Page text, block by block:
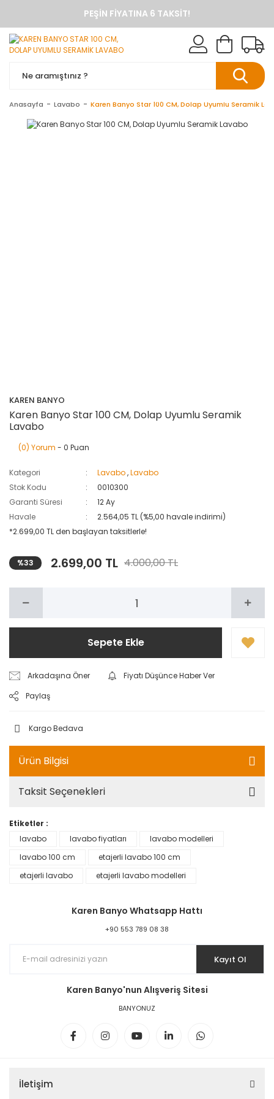
PEŞIN FIYATINA 6 TAKSIT!
ANINDA %10 HAVALE İNDIRIMI
TÜM ÜRÜNLERDE KARGO BEDAVA
KAREN BANYO RESMI ALIŞVERIŞ SITESI
BANYO DOLAPLARINDA ANINDA %10 HAVALE INDIRIMI
Anasayfa Lavabo Karen Banyo Star 100 CM, Dolap Uyumlu Seramik
KAREN BANYO
Karen Banyo Star 100 CM, Dolap Uyumlu Seramik
Lavabo
(0) Yorum - 0 Puan
Kategori Lavabo,Lavabo
Stok Kodu
0010300
Garanti Süresi
12 Ay
Havale
2.564,05 TL (%5,00 havale indirimi)
*2.699,00 TL den başlayan taksitlerle!
%33 2.699,00 TL 4.000,00 TL
Sepete Ekle
Arkadaşına Öner
Fiyatı Düşünce Haber Ver
Paylaş
Kargo Bedava
Ürün Bilgisi
Taksit Seçenekleri
Etiketler :
lavabo
lavabo fiyatları
lavabo modelleri
lavabo 100 cm
etajerli lavabo 100 cm
etajerli lavabo
etajerli lavabo modelleri
Karen Banyo Whatsapp Hattı
+90 553 789 08 38
Kayıt Ol
Karen Banyo'nun Alışveriş Sitesi
BANYONUZ
İletişim